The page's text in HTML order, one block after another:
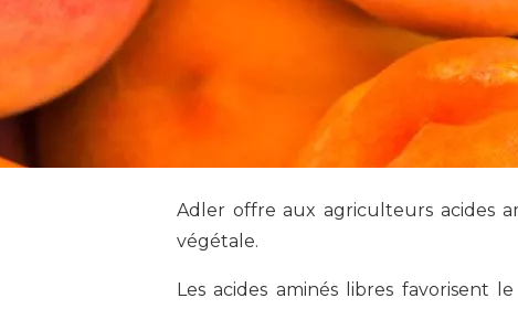
Adler offre aux agriculteurs acides
végétale.
Les acides aminés libres